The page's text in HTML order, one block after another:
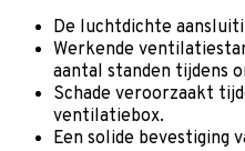
De luchtdichte
Werkende
aantal standen tijdens
Schade veroorzaakt
ventilatiebox.
Een solide bevestiging